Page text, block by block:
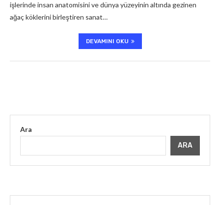
işlerinde insan anatomisini ve dünya yüzeyinin altında gezinen
ağaç köklerini birleştiren sanat…
DEVAMINI OKU
Ara
ARA